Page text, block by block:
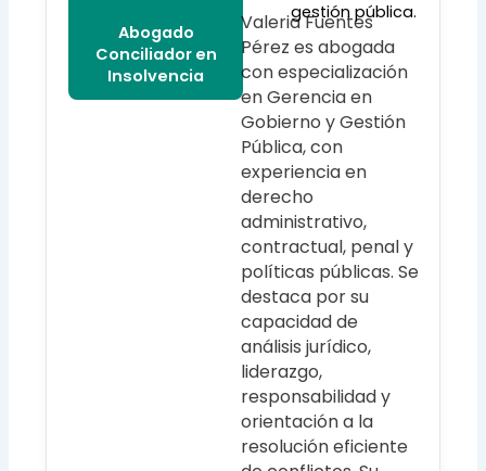
Abogado
Conciliador en
Insolvencia
gestión pública.
Valeria Fuentes
Pérez es abogada
con especialización
en Gerencia en
Gobierno y Gestión
Pública, con
experiencia en
derecho
administrativo,
contractual, penal y
políticas públicas. Se
destaca por su
capacidad de
análisis jurídico,
liderazgo,
responsabilidad y
orientación a la
resolución eficiente